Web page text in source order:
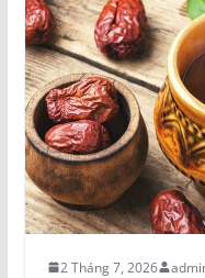
2 Tháng 7, 2026